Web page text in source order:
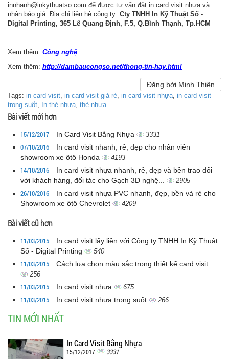
innhanh@inkythuatso.com để được tư vấn đặt in card visit nhựa và
nhận báo giá. Địa chỉ liên hệ công ty: Cty TNHH In Kỹ Thuật Số -
Digital Printing, 365 Lê Quang Định, F.5, Q.Bình Thạnh, Tp.HCM
Xem thêm: Công nghệ
Xem thêm: http://dambaucongso.net/thong-tin-hay.html
Đăng bởi Minh Thiện
Tags: in card visit in card visit giá rẻ in card visit nhựa in card visit
trong suốt In thẻ nhựa thẻ nhựa
Bài viết mới hơn
15/12/2017 In Card Visit Bằng Nhựa 3331
07/10/2016
In card visit nhanh, rẻ, đẹp cho nhân viên
showroom xe ôtô Honda
4193
14/10/2016
In card visit nhựa nhanh, rẻ, đẹp và bền trao đổi
với khách hàng, đối tác cho Gạch 3D nghệ...
2905
26/10/2016
In card visit nhựa PVC nhanh, đẹp, bền và rẻ cho
Showroom xe ôtô Chevrolet
4209
Bài viết cũ hơn
11/03/2015
In card visit lấy liền với Công ty TNHH In Kỹ Thuật
Số - Digital Printing
540
11/03/2015 Cách lựa chọn màu sắc trong thiết kế card visit
256
11/03/2015 In card visit nhựa 675
11/03/2015 In card visit nhựa trong suốt 266
TIN MỚI NHẤT
In Card Visit Bằng Nhựa
15/12/2017 3331